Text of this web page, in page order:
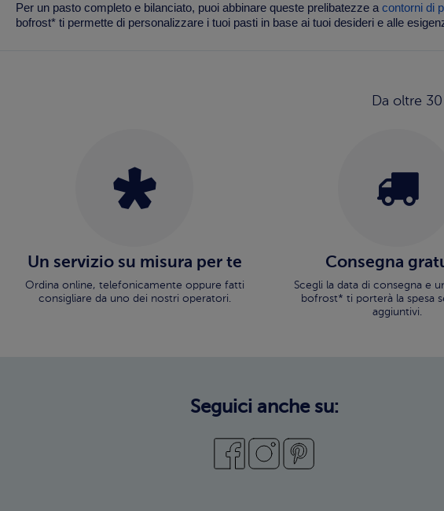
Per un pasto completo e bilanciato, puoi abbinare queste prelibatezze a contorni di
bofrost* ti permette di personalizzare i tuoi pasti in base ai tuoi desideri e alle
Da oltre
Un servizio su misura per te
Ordina online, telefonicamente oppure fatti
consigliare da uno dei nostri operatori.
Consegna
Scegli la data di consegna e
bofrost* ti porterà la spesa
aggiuntivi.
Seguici anche su: